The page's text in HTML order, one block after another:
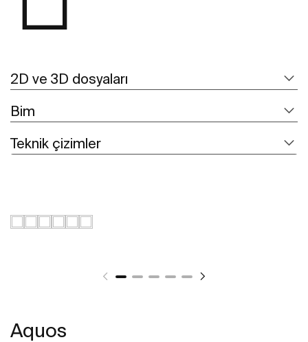
2D ve 3D dosyaları
Bim
Teknik çizimler
Aquos